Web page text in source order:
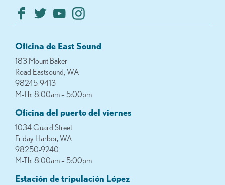
Oficina de East Sound
183 Mount Baker
Road Eastsound, WA
98245-9413
M-Th: 8:00am – 5:00pm
Oficina del puerto del viernes
1034 Guard Street
Friday Harbor, WA
98250-9240
M-Th: 8:00am – 5:00pm
Estación de tripulación López